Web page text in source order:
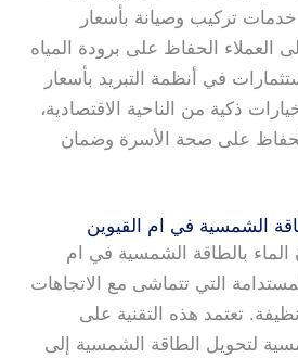
خدمات تركيب وصيانة بأسعار
العملاء الحفاظ على برودة المياه
في أنظمة التبريد بأسعار
ذكية من الناحية الاقتصادية،
على صحة الأسرة وضمان
الشمسية في ام القيوين
الماء بالطاقة الشمسية في ام
التي تتماشى مع الاتجاهات
تعتمد هذه التقنية على
لتحويل الطاقة الشمسية إلى